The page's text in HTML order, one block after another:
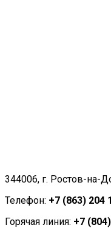
344006, г. Ростов-на-
Телефон: +7 (863) 204
Горячая линия: +7